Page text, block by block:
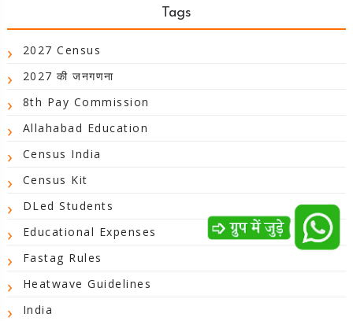
Tags
2027 Census
2027 की जनगणना
8th Pay Commission
Allahabad Education
Census India
Census Kit
DLed Students
Educational Expenses
Fastag Rules
Heatwave Guidelines
India